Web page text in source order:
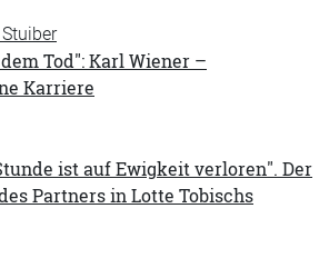
Tod": Karl Wiener –
Karriere
ist auf Ewigkeit verloren". Der
Partners in Lotte Tobischs